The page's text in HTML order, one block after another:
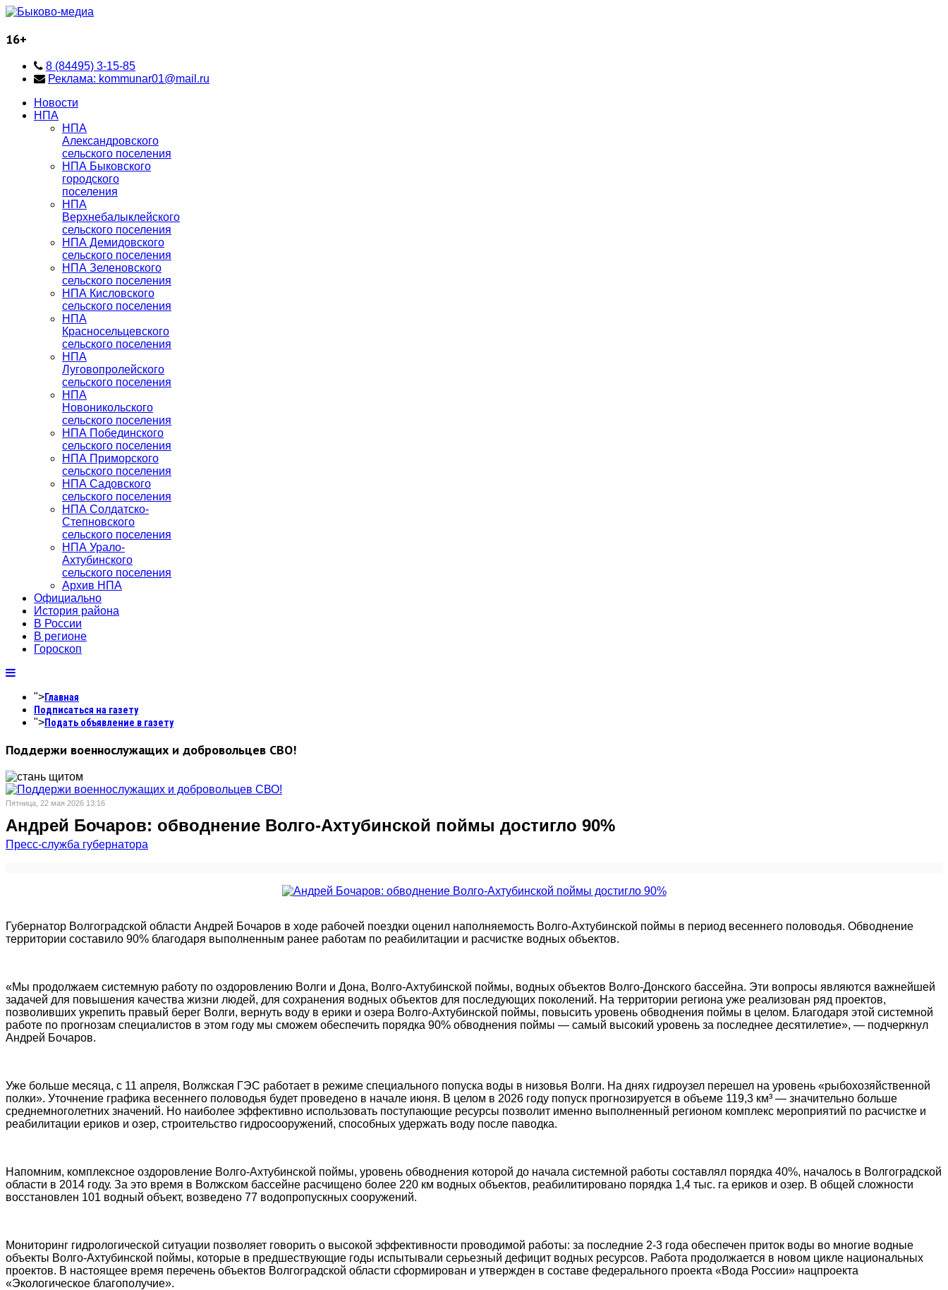
16+
8 (84495) 3-15-85
Реклама: kommunar01@mail.ru
Новости
НПА
НПА
Александровского
сельского поселения
НПА Быковского
городского
поселения
НПА
Верхнебалыклейского
сельского поселения
НПА Демидовского
сельского поселения
НПА Зеленовского
сельского поселения
НПА Кисловского
сельского поселения
НПА
Красносельцевского
сельского поселения
НПА
Луговопролейского
сельского поселения
НПА
Новоникольского
сельского поселения
НПА Побединского
сельского поселения
НПА Приморского
сельского поселения
НПА Садовского
сельского поселения
НПА Солдатско-
Степновского
сельского поселения
НПА Урало-
Ахтубинского
сельского поселения
Архив НПА
Официально
История района
В России
В регионе
Гороскоп
">Главная
Подписаться на газету
">Подать объявление в газету
Поддержи военнослужащих и добровольцев СВО!
Пятница, 22 мая 2026 13:16
Андрей Бочаров: обводнение Волго-Ахтубинской поймы достигло 90%
Пресс-служба губернатора
Губернатор Волгоградской области Андрей Бочаров в ходе рабочей поездки оценил наполняемость Волго-Ахтубинской поймы в период весеннего половодья. Обводнение
территории составило 90% благодаря выполненным ранее работам по реабилитации и расчистке водных объектов.
«Мы продолжаем системную работу по оздоровлению Волги и Дона, Волго-Ахтубинской поймы, водных объектов Волго-Донского бассейна. Эти вопросы являются важнейшей
задачей для повышения качества жизни людей, для сохранения водных объектов для последующих поколений. На территории региона уже реализован ряд проектов,
позволивших укрепить правый берег Волги, вернуть воду в ерики и озера Волго-Ахтубинской поймы, повысить уровень обводнения поймы в целом. Благодаря этой системной
работе по прогнозам специалистов в этом году мы сможем обеспечить порядка 90% обводнения поймы — самый высокий уровень за последнее десятилетие», — подчеркнул
Андрей Бочаров.
Уже больше месяца, с 11 апреля, Волжская ГЭС работает в режиме специального попуска воды в низовья Волги. На днях гидроузел перешел на уровень «рыбохозяйственной
полки». Уточнение графика весеннего половодья будет проведено в начале июня. В целом в 2026 году попуск прогнозируется в объеме 119,3 км³ — значительно больше
среднемноголетних значений. Но наиболее эффективно использовать поступающие ресурсы позволит именно выполненный регионом комплекс мероприятий по расчистке и
реабилитации ериков и озер, строительство гидросооружений, способных удержать воду после паводка.
Напомним, комплексное оздоровление Волго-Ахтубинской поймы, уровень обводнения которой до начала системной работы составлял порядка 40%, началось в Волгоградской
области в 2014 году. За это время в Волжском бассейне расчищено более 220 км водных объектов, реабилитировано порядка 1,4 тыс. га ериков и озер. В общей сложности
восстановлен 101 водный объект, возведено 77 водопропускных сооружений.
Мониторинг гидрологической ситуации позволяет говорить о высокой эффективности проводимой работы: за последние 2-3 года обеспечен приток воды во многие водные
объекты Волго-Ахтубинской поймы, которые в предшествующие годы испытывали серьезный дефицит водных ресурсов. Работа продолжается в новом цикле национальных
проектов. В настоящее время перечень объектов Волгоградской области сформирован и утвержден в составе федерального проекта «Вода России» нацпроекта
«Экологическое благополучие».